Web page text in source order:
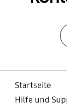
Startseite
Hilfe und